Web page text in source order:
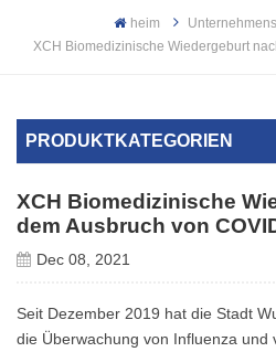
heim
XCH Biomedizinische Wiedergeburt
PRODUKTKATEGORIEN
XCH Biomedizinische
dem Ausbruch von
Dec 08, 2021
Seit Dezember 2019 hat die Stadt
die Überwachung von Influenza und